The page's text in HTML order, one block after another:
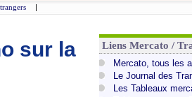
|
sur la
Liens Mercato /
Mercato, tous les
Le Journal des
Les Tableaux